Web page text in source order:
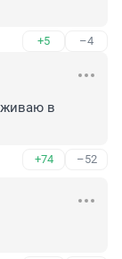
+5 –4
в
+74 –52